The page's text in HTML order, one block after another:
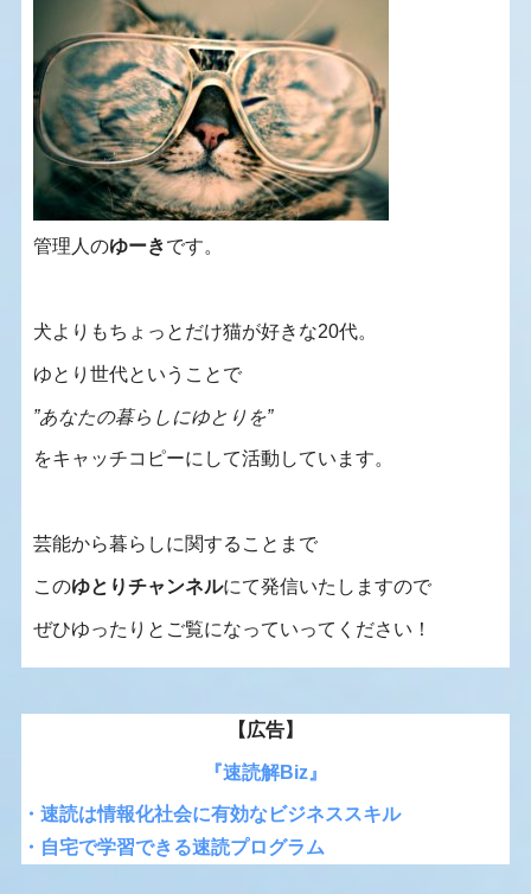
管理人のゆーきです。
犬よりもちょっとだけ猫が好きな20代。
ゆとり世代ということで
”あなたの暮らしにゆとりを”
をキャッチコピーにして活動しています。
芸能から暮らしに関することまで
このゆとりチャンネルにて発信いたしますので
ぜひゆったりとご覧になっていってください！
【広告】
『速読解Biz』
・速読は情報化社会に有効なビジネススキル
・自宅で学習できる速読プログラム